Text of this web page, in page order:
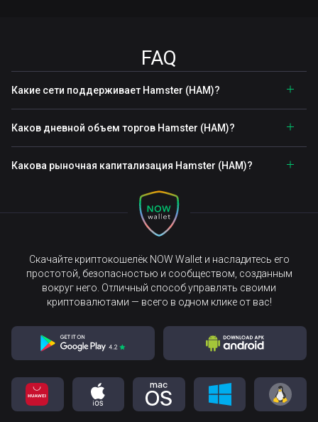
FAQ
Какие сети поддерживает Hamster (HAM)?
Каков дневной объем торгов Hamster (HAM)?
Какова рыночная капитализация Hamster (HAM)?
Скачайте криптокошелёк NOW Wallet и насладитесь его
простотой, безопасностью и сообществом, созданным
вокруг него. Отличный способ управлять своими
криптовалютами — всего в одном клике от вас!